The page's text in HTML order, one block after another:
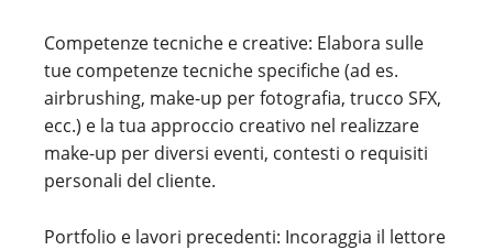
Competenze tecniche e creative: Elabora sulle
tue competenze tecniche specifiche (ad es.
airbrushing, make-up per fotografia, trucco SFX,
ecc.) e la tua approccio creativo nel realizzare
make-up per diversi eventi, contesti o requisiti
personali del cliente.
Portfolio e lavori precedenti: Incoraggia il lettore